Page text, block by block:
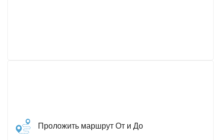
Проложить маршрут От и До